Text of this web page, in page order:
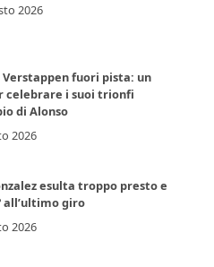
2026
Verstappen fuori pista: un
celebrare i suoi trionfi
di Alonso
2026
esulta troppo presto e
all’ultimo giro
2026